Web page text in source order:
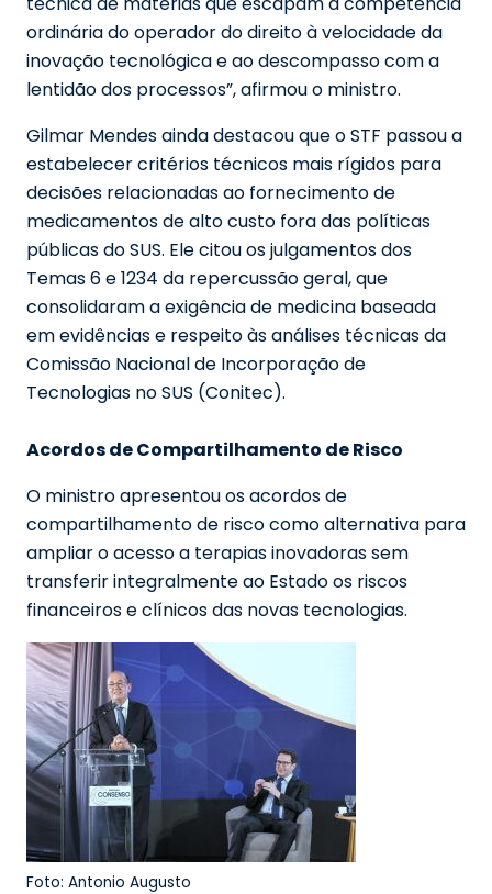
ordinária do operador do direito à velocidade da
inovação tecnológica e ao descompasso com a
lentidão dos processos”, afirmou o ministro.
Gilmar Mendes ainda destacou que o STF passou a
estabelecer critérios técnicos mais rígidos para
decisões relacionadas ao fornecimento de
medicamentos de alto custo fora das políticas
públicas do SUS. Ele citou os julgamentos dos
Temas 6 e 1234 da repercussão geral, que
consolidaram a exigência de medicina baseada
em evidências e respeito às análises técnicas da
Comissão Nacional de Incorporação de
Tecnologias no SUS (Conitec).
Acordos de Compartilhamento de Risco
O ministro apresentou os acordos de
compartilhamento de risco como alternativa para
ampliar o acesso a terapias inovadoras sem
transferir integralmente ao Estado os riscos
financeiros e clínicos das novas tecnologias.
Foto: Antonio Augusto